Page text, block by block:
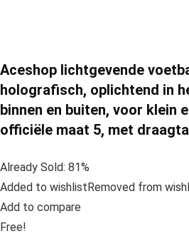
Aceshop lichtgevende
holografisch, oplichtend in
binnen en buiten, voor klein
officiële maat 5, met
Already Sold: 81%
Added to wishlistRemoved from
Add to compare
Free!